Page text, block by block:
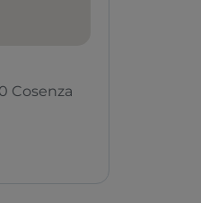
Cosenza